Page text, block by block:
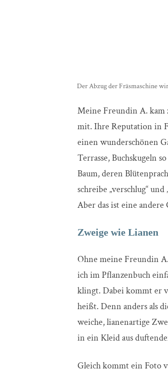
Der Abzug der Fräsmaschine
Meine Freundin A. kam
mit. Ihre Reputation in
einen wunderschönen
Terrasse, Buchskugeln
Baum, deren
schreibe „verschlug“
Aber das ist eine andere
Zweige wie Lianen
Ohne meine Freundin
ich im Pflanzenbuch
klingt. Dabei kommt er
heißt. Denn anders als
weiche, lianenartige
in ein Kleid aus
Gleich kommt ein Foto